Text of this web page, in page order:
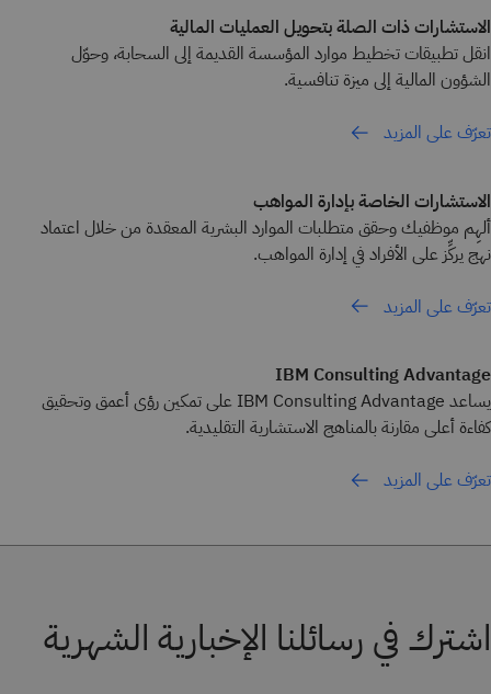
الاستشارات ذات الصلة بتحويل العمليات المالية
انقل تطبيقات تخطيط موارد المؤسسة القديمة إلى السحابة، وحوّل
الشؤون المالية إلى ميزة تنافسية.
تعرّف على المزيد
الاستشارات الخاصة بإدارة المواهب
ألهِم موظفيك وحقق متطلبات الموارد البشرية المعقدة من خلال اعتماد
نهج يركِّز على الأفراد في إدارة المواهب.
تعرّف على المزيد
IBM Consulting Advantage
يساعد IBM Consulting Advantage على تمكين رؤى أعمق وتحقيق
كفاءة أعلى مقارنة بالمناهج الاستشارية التقليدية.
تعرّف على المزيد
اشترك في رسائلنا الإخبارية الشهرية